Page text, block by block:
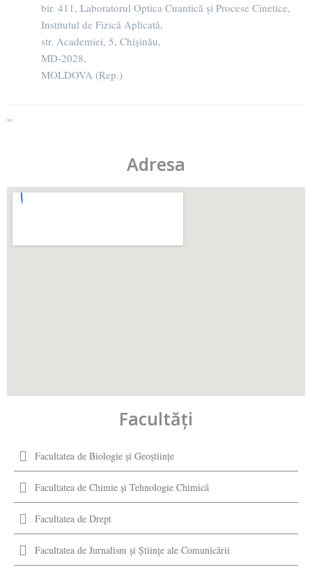
bir. 411, Laboratorul Optica Cuantică și Procese Cinetice,
Institutul de Fizică Aplicată,
str. Academiei, 5, Chișinău,
MD-2028,
MOLDOVA (Rep.)
”
Adresa
Facultăţi
Facultatea de Biologie și Geoștiințe
Facultatea de Chimie şi Tehnologie Chimică
Facultatea de Drept
Facultatea de Jurnalism şi Ştiinţe ale Comunicării